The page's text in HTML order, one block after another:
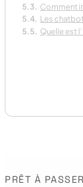
Comment
Les
Quelle est
PRÊT À